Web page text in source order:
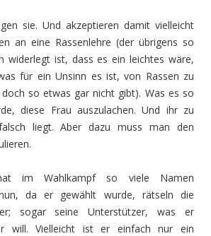
sie. Und akzeptieren damit vielleicht
an eine Rassenlehre (der übrigens so
widerlegt ist, dass es ein leichtes wäre,
für ein Unsinn es ist, von Rassen zu
so etwas gar nicht gibt). Was es so
diese Frau auszulachen. Und ihr zu
liegt. Aber dazu muss man den
im Wahlkampf so viele Namen
da er gewählt wurde, rätseln die
sogar seine Unterstützer, was er
will. Vielleicht ist er einfach nur ein